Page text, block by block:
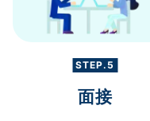
STEP.5
面接